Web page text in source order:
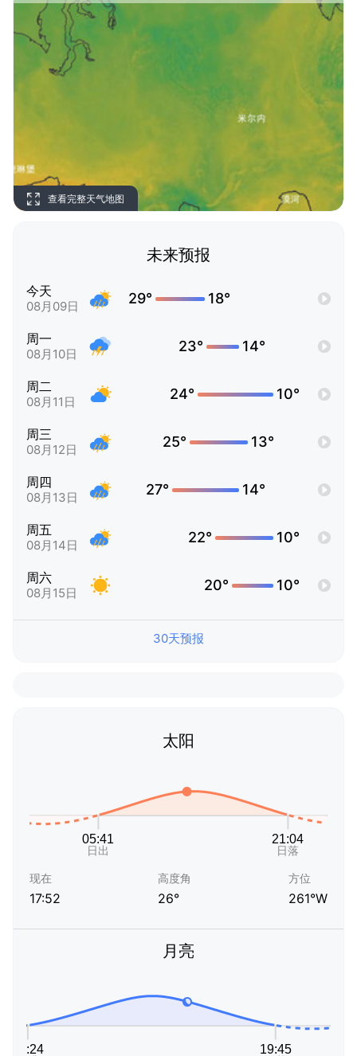
查看完整天气地图
未来预报
今天
08月09日 29° 18°
周一
08月10日 23° 14°
周二
08月11日 24° 10°
周三
08月12日 25° 13°
周四
08月13日 27° 14°
周五
08月14日 22° 10°
周六
08月15日 20° 10°
30天预报
太阳
现在
17:52
高度角
26°
方位
261°W
月亮